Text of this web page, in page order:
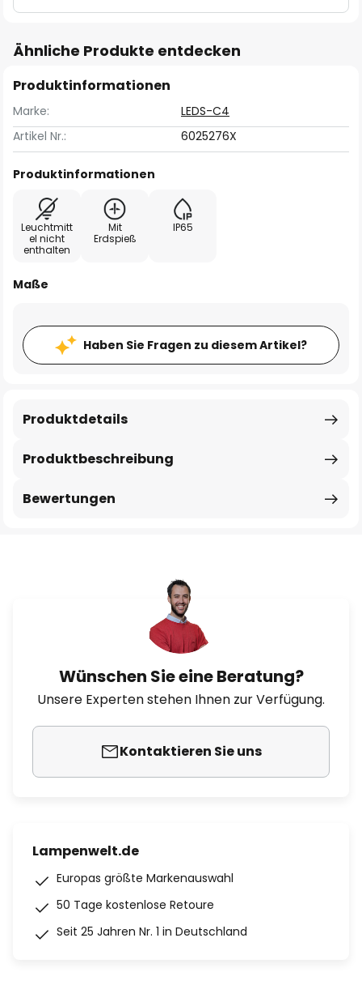
Ähnliche Produkte entdecken
Produktinformationen
Marke:
LEDS-C4
Artikel Nr.:
6025276X
Produktinformationen
Leuchtmitt
el nicht
enthalten
Mit
Erdspieß
IP65
Maße
Haben Sie Fragen zu diesem Artikel?
Produktbeschreibung
Produktdetails
Bewertungen
Wünschen Sie eine Beratung?
Unsere Experten stehen Ihnen zur Verfügung.
Kontaktieren Sie uns
Lampenwelt.de
Europas größte Markenauswahl
50 Tage kostenlose Retoure
Seit 25 Jahren Nr. 1 in Deutschland